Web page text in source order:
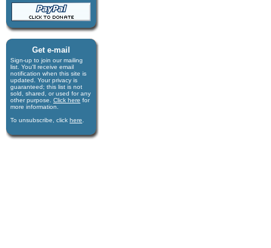
Get e-mail
Sign-up to join our mail­ing
list. You'll receive e­mail
notification when this site is
updated. Your privacy is
guaran­teed; this list is not
sold, shared, or used for any
other purpose. Click here for
more infor­mation.
To unsubscribe, click here